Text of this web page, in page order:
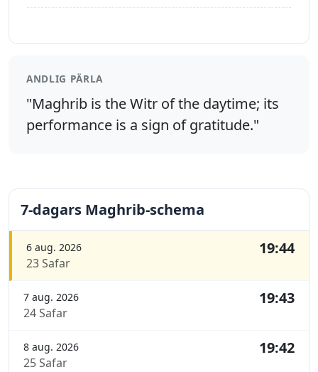
ANDLIG PÄRLA
"Maghrib is the Witr of the daytime; its
performance is a sign of gratitude."
7-dagars Maghrib-schema
6 aug. 2026
23 Safar
19:44
7 aug. 2026
24 Safar
19:43
8 aug. 2026
25 Safar
19:42